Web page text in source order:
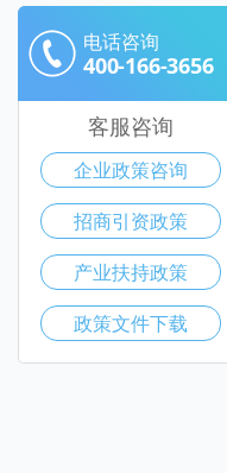
电话咨询
400-166-3656
客服咨询
企业政策咨询
招商引资政策
产业扶持政策
政策文件下载